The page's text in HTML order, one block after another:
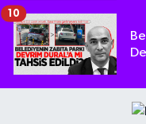
10